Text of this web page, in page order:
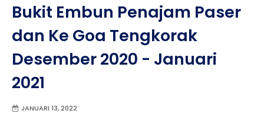
Bukit Embun Penajam Paser
dan Ke Goa Tengkorak
Desember 2020 - Januari
2021
JANUARI 13, 2022